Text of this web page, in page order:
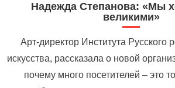
Надежда Степанова: «Мы
великими»
Арт-директор Института Русского
искусства, рассказала о новой
почему много посетителей – это